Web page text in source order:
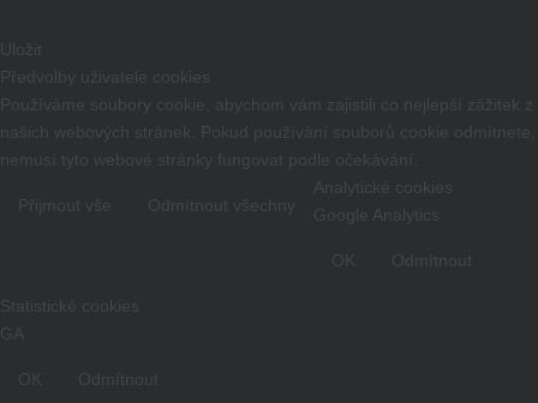
Uložit
Předvolby uživatele cookies
Používáme soubory cookie, abychom vám zajistili co nejlepší zážitek z
našich webových stránek. Pokud používání souborů cookie odmítnete,
nemusí tyto webové stránky fungovat podle očekávání.
Přijmout vše Odmítnout všechny
Analytické cookies
Google Analytics
OK Odmítnout
Statistické cookies
GA
OK Odmítnout